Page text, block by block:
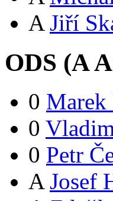
A Jiří
ODS (A
0 Marek
0
0 Petr
A Josef